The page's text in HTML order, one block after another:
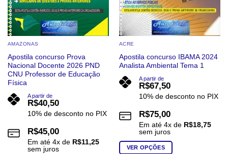
AMAZONAS
Apostila concurso Prova
Nacional Docente 2026 PND
CNU Professor de Educação
Física
A partir de
R$40,50
10% de desconto no PIX
R$45,00
Em até 4x de R$11,25
sem juros
ACRE
Apostila concurso IBAMA 2024
Analista Ambiental Tema 1
A partir de
R$67,50
10% de desconto no PIX
R$75,00
Em até 4x de R$18,75
sem juros
VER OPÇÕES